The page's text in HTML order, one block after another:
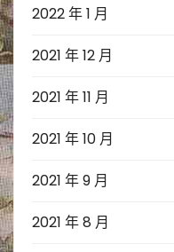
2022 年 1 月
2021 年 12 月
2021 年 11 月
2021 年 10 月
2021 年 9 月
2021 年 8 月